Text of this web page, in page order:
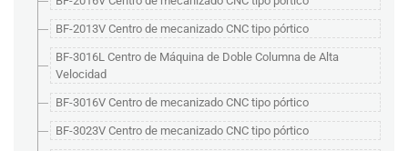
BF-2013V Centro de mecanizado CNC tipo pórtico
BF-3016L Centro de Máquina de Doble Columna de Alta
Velocidad
BF-3016V Centro de mecanizado CNC tipo pórtico
BF-3023V Centro de mecanizado CNC tipo pórtico